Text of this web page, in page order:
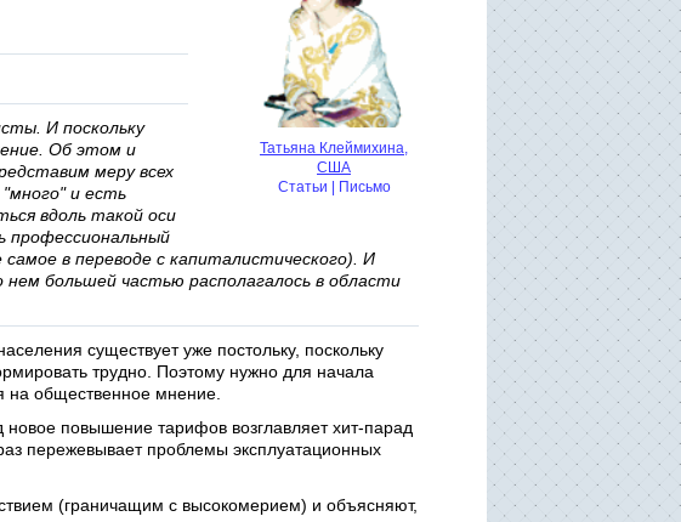
Татьяна Клеймихина,
США
Статьи | Письмо
И поскольку
Об этом и
меру всех
и есть
вдоль такой оси
профессиональный
в переводе с капиталистического). И
большей частью располагалось в области
существует уже постольку, поскольку
трудно. Поэтому нужно для начала
на общественное мнение.
повышение тарифов возглавляет хит-парад
пережевывает проблемы эксплуатационных
(граничащим с высокомерием) и объясняют,